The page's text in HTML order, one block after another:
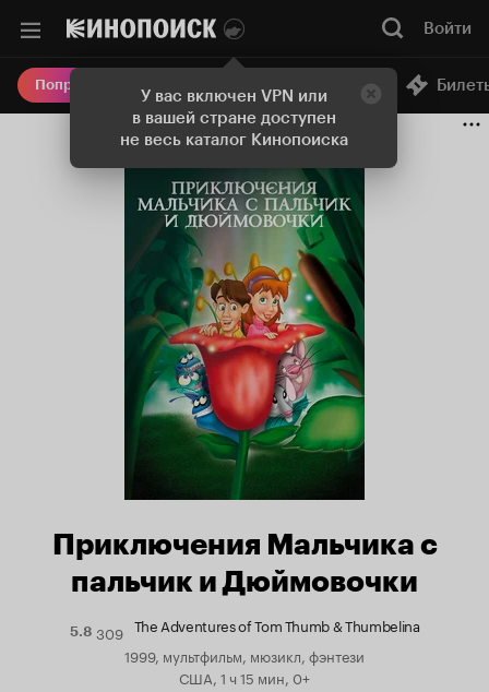
У вас включен VPN или
в вашей стране доступен
не весь каталог Кинопоиска
Войти
Попробовать Плюс Онлайн-кинотеатр
Приключения Мальчика с
пальчик и Дюймовочки
5.8Рейтинг
Кинопоиска
309 The Adventures of Tom Thumb & Thumbelina
1999, мультфильм, мюзикл, фэнтези
США, 1 ч 15 мин, 0+